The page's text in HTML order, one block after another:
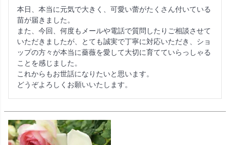
本日、本当に元気で大きく、可愛い蕾がたくさん付いている
苗が届きました。
また、今回、何度もメールや電話で質問したりご相談させて
いただきましたが、とても誠実で丁寧に対応いただき、ショ
ップの方々が本当に薔薇を愛して大切に育てていらっしゃる
ことを感じました。
これからもお世話になりたいと思います。
どうぞよろしくお願いいたします。